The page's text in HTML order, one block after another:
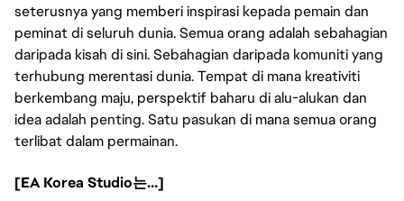
seterusnya yang memberi inspirasi kepada pemain dan
peminat di seluruh dunia. Semua orang adalah sebahagian
daripada kisah di sini. Sebahagian daripada komuniti yang
terhubung merentasi dunia. Tempat di mana kreativiti
berkembang maju, perspektif baharu di alu-alukan dan
idea adalah penting. Satu pasukan di mana semua orang
terlibat dalam permainan.
[EA Korea Studio는…]